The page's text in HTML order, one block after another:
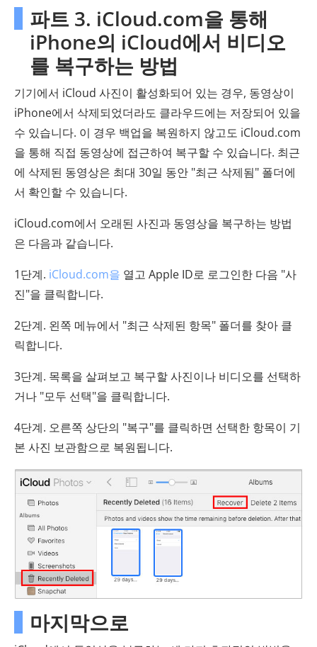
파트 3. iCloud.com을 통해
iPhone의 iCloud에서 비디오
를 복구하는 방법
기기에서 iCloud 사진이 활성화되어 있는 경우, 동영상이
iPhone에서 삭제되었더라도 클라우드에는 저장되어 있을
수 있습니다. 이 경우 백업을 복원하지 않고도 iCloud.com
을 통해 직접 동영상에 접근하여 복구할 수 있습니다. 최근
에 삭제된 동영상은 최대 30일 동안 "최근 삭제됨" 폴더에
서 확인할 수 있습니다.
iCloud.com에서 오래된 사진과 동영상을 복구하는 방법
은 다음과 같습니다.
1단계. iCloud.com을 열고 Apple ID로 로그인한 다음 "사
진"을 클릭합니다.
2단계. 왼쪽 메뉴에서 "최근 삭제된 항목" 폴더를 찾아 클
릭합니다.
3단계. 목록을 살펴보고 복구할 사진이나 비디오를 선택하
거나 "모두 선택"을 클릭합니다.
4단계. 오른쪽 상단의 "복구"를 클릭하면 선택한 항목이 기
본 사진 보관함으로 복원됩니다.
마지막으로